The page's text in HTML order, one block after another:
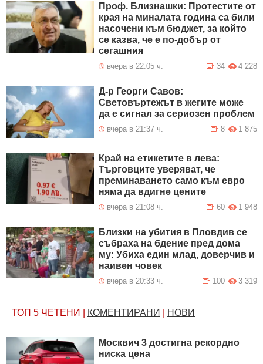
Проф. Близнашки: Протестите от
края на миналата година са били
насочени към бюджет, за който
се казва, че е по-добър от
сегашния
вчера в 22:05 ч. 4 228
34
Д-р Георги Савов:
Световъртежът в жегите може
да е сигнал за сериозен проблем
вчера в 21:37 ч. 1 875
8
Край на етикетите в лева:
Търговците уверяват, че
преминаването само към евро
няма да вдигне цените
вчера в 21:08 ч. 1 948
60
Близки на убития в Пловдив се
събраха на бдение пред дома
му: Убиха един млад, доверчив и
наивен човек
вчера в 20:33 ч. 3 319
100
ТОП 5 ЧЕТЕНИ КОМЕНТИРАНИ НОВИ
Москвич 3 достигна рекордно
ниска цена